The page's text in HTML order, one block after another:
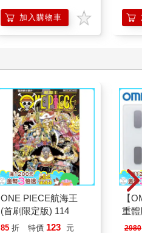
加入購物車
ONE PIECE航海王
(首刷限定版) 114
85 折 特價 123 元
【
重
2980